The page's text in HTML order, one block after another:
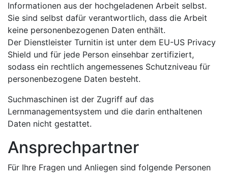
Informationen aus der hochgeladenen Arbeit selbst.
Sie sind selbst dafür verantwortlich, dass die Arbeit
keine personenbezogenen Daten enthält.
Der Dienstleister Turnitin ist unter dem EU-US Privacy
Shield und für jede Person einsehbar zertifiziert,
sodass ein rechtlich angemessenes Schutzniveau für
personenbezogene Daten besteht.
Suchmaschinen ist der Zugriff auf das
Lernmanagementsystem und die darin enthaltenen
Daten nicht gestattet.
Ansprechpartner
Für Ihre Fragen und Anliegen sind folgende Personen